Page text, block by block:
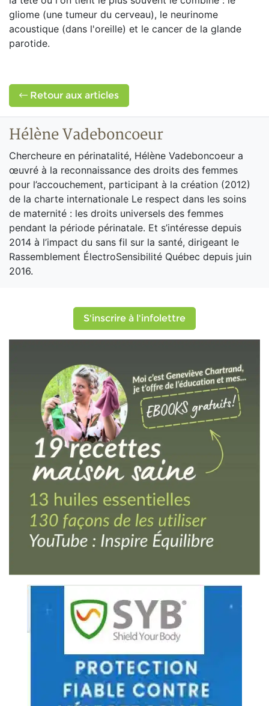
gliome (une tumeur du cerveau), le neurinome
acoustique (dans l'oreille) et le cancer de la glande
parotide.
Retour aux articles
Hélène Vadeboncoeur
Chercheure en périnatalité, Hélène Vadeboncoeur a
œuvré à la reconnaissance des droits des femmes
pour l’accouchement, participant à la création (2012)
de la charte internationale Le respect dans les soins
de maternité : les droits universels des femmes
pendant la période périnatale. Et s’intéresse depuis
2014 à l’impact du sans fil sur la santé, dirigeant le
Rassemblement ÉlectroSensibilité Québec depuis juin
2016.
S'inscrire à l'infolettre